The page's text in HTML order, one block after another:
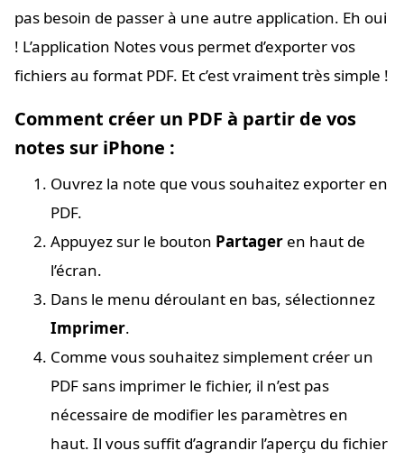
pas besoin de passer à une autre application. Eh oui
! L’application Notes vous permet d’exporter vos
fichiers au format PDF. Et c’est vraiment très simple !
Comment créer un PDF à partir de vos
notes sur iPhone :
Ouvrez la note que vous souhaitez exporter en
PDF.
Appuyez sur le bouton Partager en haut de
l’écran.
Dans le menu déroulant en bas, sélectionnez
Imprimer.
Comme vous souhaitez simplement créer un
PDF sans imprimer le fichier, il n’est pas
nécessaire de modifier les paramètres en
haut. Il vous suffit d’agrandir l’aperçu du fichier